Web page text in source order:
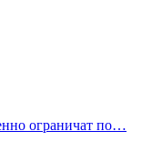
ограничат по…